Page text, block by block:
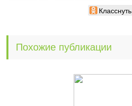
Класснуть
Похожие публикации